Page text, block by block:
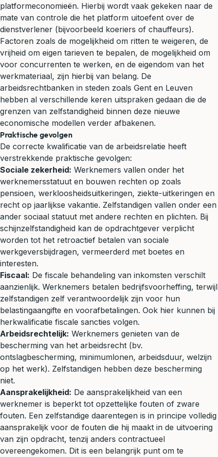
platformeconomieën. Hierbij wordt vaak gekeken naar de
mate van controle die het platform uitoefent over de
dienstverlener (bijvoorbeeld koeriers of chauffeurs).
Factoren zoals de mogelijkheid om ritten te weigeren, de
vrijheid om eigen tarieven te bepalen, de mogelijkheid om
voor concurrenten te werken, en de eigendom van het
werkmateriaal, zijn hierbij van belang. De
arbeidsrechtbanken in steden zoals Gent en Leuven
hebben al verschillende keren uitspraken gedaan die de
grenzen van zelfstandigheid binnen deze nieuwe
economische modellen verder afbakenen.
Praktische gevolgen
De correcte kwalificatie van de arbeidsrelatie heeft
verstrekkende praktische gevolgen:
Sociale zekerheid: Werknemers vallen onder het
werknemersstatuut en bouwen rechten op zoals
pensioen, werkloosheidsuitkeringen, ziekte-uitkeringen en
recht op jaarlijkse vakantie. Zelfstandigen vallen onder een
ander sociaal statuut met andere rechten en plichten. Bij
schijnzelfstandigheid kan de opdrachtgever verplicht
worden tot het retroactief betalen van sociale
werkgeversbijdragen, vermeerderd met boetes en
interesten.
Fiscaal: De fiscale behandeling van inkomsten verschilt
aanzienlijk. Werknemers betalen bedrijfsvoorheffing, terwijl
zelfstandigen zelf verantwoordelijk zijn voor hun
belastingaangifte en voorafbetalingen. Ook hier kunnen bij
herkwalificatie fiscale sancties volgen.
Arbeidsrechtelijk: Werknemers genieten van de
bescherming van het arbeidsrecht (bv.
ontslagbescherming, minimumlonen, arbeidsduur, welzijn
op het werk). Zelfstandigen hebben deze bescherming
niet.
Aansprakelijkheid: De aansprakelijkheid van een
werknemer is beperkt tot opzettelijke fouten of zware
fouten. Een zelfstandige daarentegen is in principe volledig
aansprakelijk voor de fouten die hij maakt in de uitvoering
van zijn opdracht, tenzij anders contractueel
overeengekomen. Dit is een belangrijk punt om te